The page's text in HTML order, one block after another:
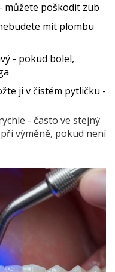
můžete poškodit zub
mít plombu
- pokud bolel,
ji v čistém pytličku -
- často ve stejný
výměně, pokud není